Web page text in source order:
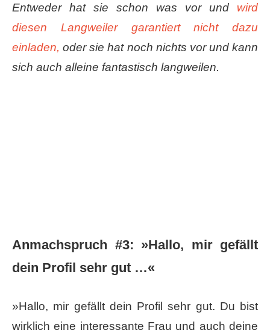
Entweder hat sie schon was vor und wird
diesen Langweiler garantiert nicht dazu
einladen, oder sie hat noch nichts vor und kann
sich auch alleine fantastisch langweilen.
Anmachspruch #3: »​Hallo, mir gefällt
dein Profil sehr gut …«
»Hallo, mir gefällt dein Profil sehr gut. Du bist
wirklich eine interessante Frau und auch deine